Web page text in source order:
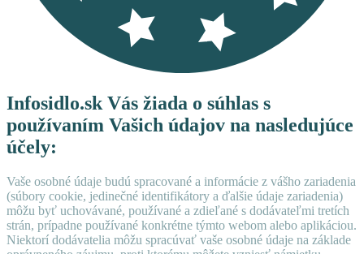
Infosidlo.sk Vás žiada o súhlas s
používaním Vašich údajov na nasledujúce
účely:
Vaše osobné údaje budú spracované a informácie z vášho zariadenia
(súbory cookie, jedinečné identifikátory a ďalšie údaje zariadenia)
môžu byť uchovávané, používané a zdieľané s dodávateľmi tretích
strán, prípadne používané konkrétne týmto webom alebo aplikáciou.
Niektorí dodávatelia môžu spracúvať vaše osobné údaje na základe